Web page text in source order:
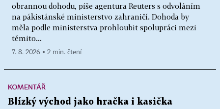
obrannou dohodu, píše agentura Reuters s odvoláním
na pákistánské ministerstvo zahraničí. Dohoda by
měla podle ministerstva prohloubit spolupráci mezi
těmito...
7. 8. 2026 ▪ 2 min. čtení
KOMENTÁŘ
Blízký východ jako hračka i kasička